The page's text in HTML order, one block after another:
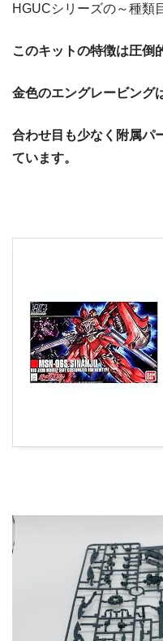
HGUCシリーズの～種類
このキットの特徴は圧倒
金色のエングレービング
合わせ目も少なく附属パ
ています。